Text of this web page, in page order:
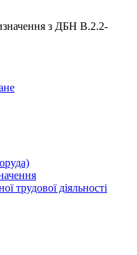
з ДБН В.2.2-
трудової діяльності